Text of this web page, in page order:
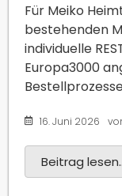
16. Juni 2026
Für Meiko
bestehenden
individuelle
Europa3000
Beitrag